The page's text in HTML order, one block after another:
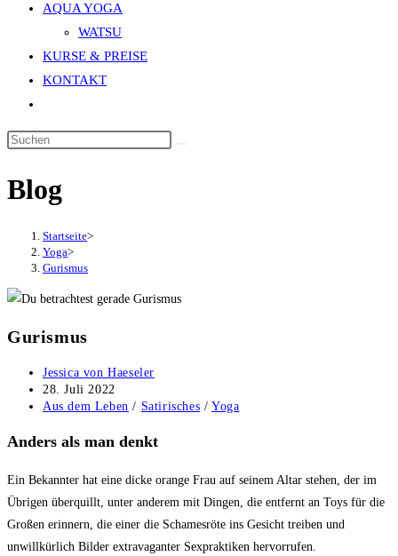
AQUA YOGA
WATSU
KURSE & PREISE
KONTAKT
umschalten
Blog
Startseite>
Yoga>
Gurismus
Gurismus
Beitrags-
Autor:
Jessica von Haeseler
Beitrag
veröffentlicht:
28. Juli 2022
Beitrags-
Aus dem Leben / Satirisches / Yoga
Anders als man denkt
Ein Bekannter hat eine dicke orange Frau auf seinem Altar stehen, der im
Übrigen überquillt, unter anderem mit Dingen, die entfernt an Toys für die
Großen erinnern, die einer die Schamesröte ins Gesicht treiben und
unwillkürlich Bilder extravaganter Sexpraktiken hervorrufen.